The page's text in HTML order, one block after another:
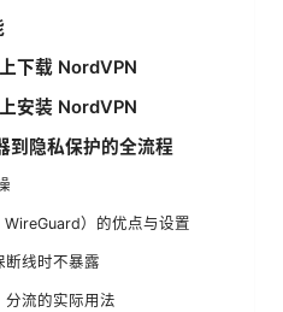
下载 NordVPN
安装 NordVPN
到隐私保护的全流程
）的优点与设置
断线时不暴露
分流的实际用法